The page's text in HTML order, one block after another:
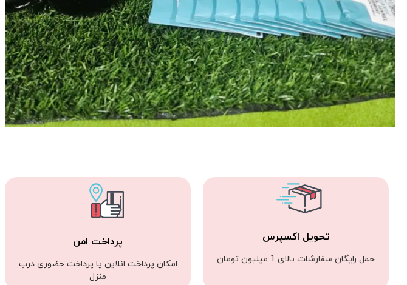
تحویل اکسپرس
حمل رایگان سفارشات بالای 1 میلیون تومان
پرداخت امن
امکان پرداخت انلاین یا پرداخت حضوری درب
منزل